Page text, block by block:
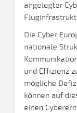
angelegter
Die Cyber
nationale
und Effizienz
mögliche
können auf
einen